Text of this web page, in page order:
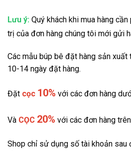
Lưu ý: Quý khách khi mua hàng cần
trị của đơn hàng chúng tôi mới gửi
Các mẫu búp bê đặt hàng sản
10-14 ngày đặt hàng.
Đặt cọc 10% với các đơn hàng
Và CỌC 20% với các đơn hàng trên
Shop chỉ sử dụng số tài khoản sau